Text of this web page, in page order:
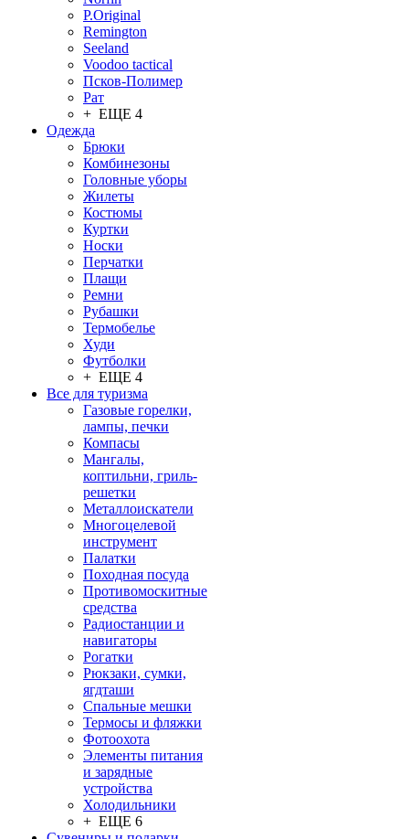
P.Original
Remington
Seeland
Voodoo tactical
Псков-Полимер
Рат
+ ЕЩЕ 4
Одежда
Брюки
Комбинезоны
Головные уборы
Жилеты
Костюмы
Куртки
Носки
Перчатки
Плащи
Ремни
Рубашки
Термобелье
Худи
Футболки
+ ЕЩЕ 4
Все для туризма
Газовые горелки,
лампы, печки
Компасы
Мангалы,
коптильни, гриль-
решетки
Металлоискатели
Многоцелевой
инструмент
Палатки
Походная посуда
Противомоскитные
средства
Радиостанции и
навигаторы
Рогатки
Рюкзаки, сумки,
ягдташи
Спальные мешки
Термосы и фляжки
Фотоохота
Элементы питания
и зарядные
устройства
Холодильники
+ ЕЩЕ 6